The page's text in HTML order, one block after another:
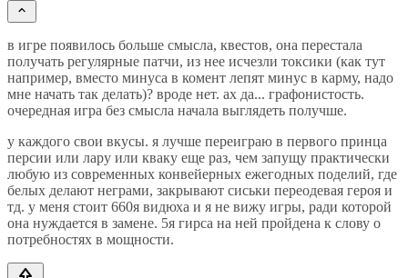
в игре появилось больше смысла, квестов, она перестала
получать регулярные патчи, из нее исчезли токсики (как тут
например, вместо минуса в комент лепят минус в карму, надо
мне начать так делать)? вроде нет. ах да... графонистость.
очередная игра без смысла начала выглядеть получше.
у каждого свои вкусы. я лучше переиграю в первого принца
персии или лару или кваку еще раз, чем запущу практически
любую из современных конвейерных ежегодных поделий, где
белых делают неграми, закрывают сиськи переодевая героя и
тд. у меня стоит 660я видюха и я не вижу игры, ради которой
она нуждается в замене. 5я гирса на ней пройдена к слову о
потребностях в мощности.